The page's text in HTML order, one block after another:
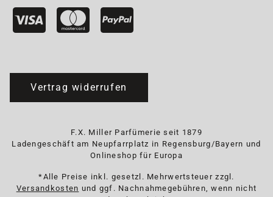
Vertrag widerrufen
F.X. Miller Parfümerie seit 1879
Ladengeschäft am Neupfarrplatz in Regensburg/Bayern und
Onlineshop für Europa
*Alle Preise inkl. gesetzl. Mehrwertsteuer zzgl.
Versandkosten und ggf. Nachnahmegebühren, wenn nicht